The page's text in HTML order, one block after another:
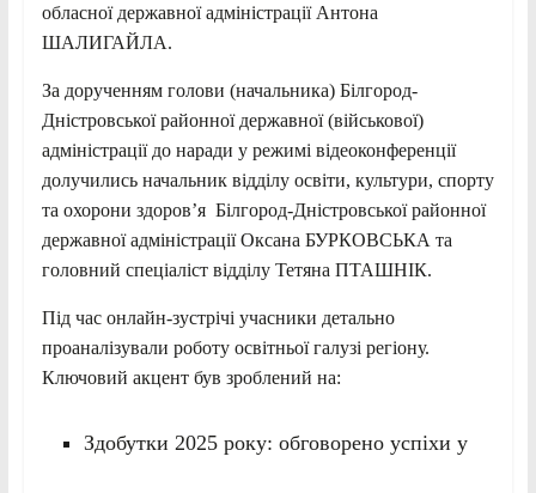
обласної державної адміністрації Антона
ШАЛИГАЙЛА.
За дорученням голови (начальника) Білгород-
Дністровської районної державної (військової)
адміністрації до наради у режимі відеоконференції
долучились начальник відділу освіти, культури, спорту
та охорони здоров’я Білгород-Дністровської районної
державної адміністрації Оксана БУРКОВСЬКА та
головний спеціаліст відділу Тетяна ПТАШНІК.
Під час онлайн-зустрічі учасники детально
проаналізували роботу освітньої галузі регіону.
Ключовий акцент був зроблений на:
Здобутки 2025 року: обговорено успіхи у